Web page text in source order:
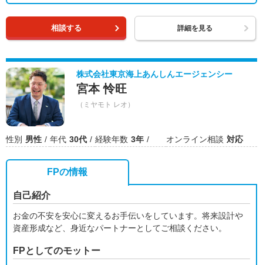
相談する 詳細を見る
株式会社東京海上あんしんエージェンシー
宮本 怜旺
（ミヤモト レオ）
性別 男性 年代 30代 経験年数 3年 オンライン相談 対応
FPの情報
自己紹介
お金の不安を安心に変えるお手伝いをしています。将来設計や
資産形成など、身近なパートナーとしてご相談ください。
FPとしてのモットー